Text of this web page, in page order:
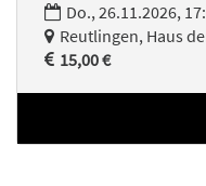
Do., 26.11.2026,
Reutlingen, Haus
15,00 €